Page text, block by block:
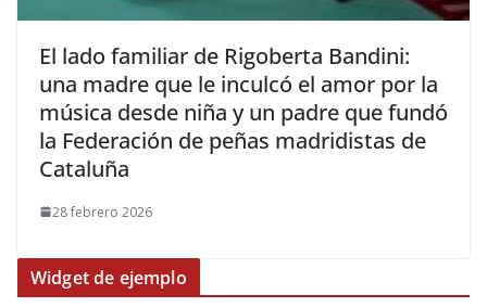
​El lado familiar de Rigoberta Bandini:
una madre que le inculcó el amor por la
música desde niña y un padre que fundó
la Federación de peñas madridistas de
Cataluña
28 febrero 2026
Widget de ejemplo